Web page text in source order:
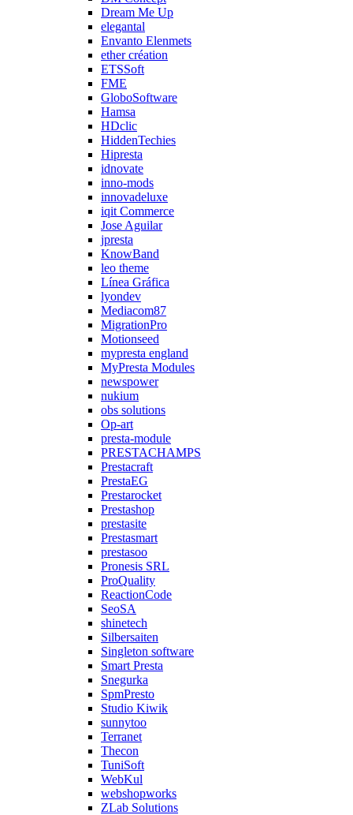
Dream Me Up
elegantal
Envanto Elenmets
ether création
ETSSoft
FME
GloboSoftware
Hamsa
HDclic
HiddenTechies
Hipresta
idnovate
inno-mods
innovadeluxe
iqit Commerce
Jose Aguilar
jpresta
KnowBand
leo theme
Línea Gráfica
lyondev
Mediacom87
MigrationPro
Motionseed
mypresta england
MyPresta Modules
newspower
nukium
obs solutions
Op-art
presta-module
PRESTACHAMPS
Prestacraft
PrestaEG
Prestarocket
Prestashop
prestasite
Prestasmart
prestasoo
Pronesis SRL
ProQuality
ReactionCode
SeoSA
shinetech
Silbersaiten
Singleton software
Smart Presta
Snegurka
SpmPresto
Studio Kiwik
sunnytoo
Terranet
Thecon
TuniSoft
WebKul
webshopworks
ZLab Solutions